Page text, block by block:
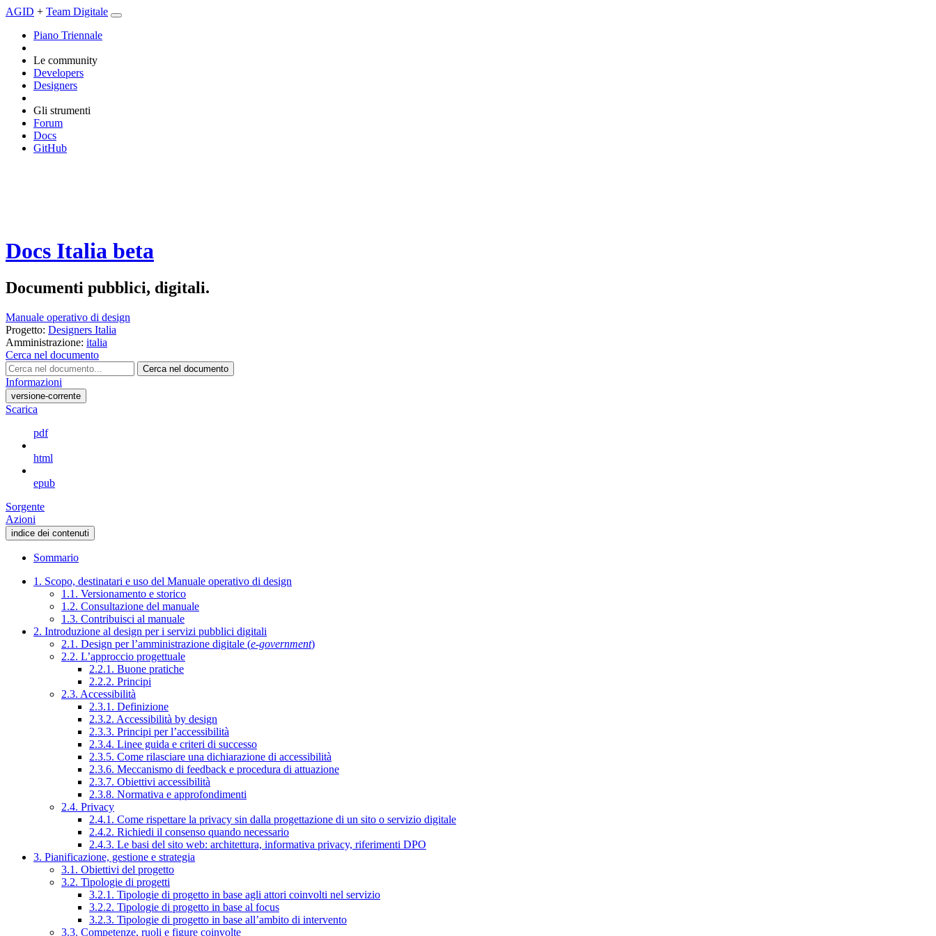
AGID + Team Digitale
Piano Triennale
Le community
Developers
Designers
Gli strumenti
Forum
Docs
GitHub
Docs Italia beta
Documenti pubblici, digitali.
Manuale operativo di design
Progetto: Designers Italia
Amministrazione: italia
Cerca nel documento
Cerca nel documento
Informazioni
versione-corrente
Scarica
pdf
html
epub
Sorgente
Azioni
indice dei contenuti
Sommario
1. Scopo, destinatari e uso del Manuale operativo di design
1.1. Versionamento e storico
1.2. Consultazione del manuale
1.3. Contribuisci al manuale
2. Introduzione al design per i servizi pubblici digitali
2.1. Design per l’amministrazione digitale (e-government)
2.2. L’approccio progettuale
2.2.1. Buone pratiche
2.2.2. Principi
2.3. Accessibilità
2.3.1. Definizione
2.3.2. Accessibilità by design
2.3.3. Principi per l’accessibilità
2.3.4. Linee guida e criteri di successo
2.3.5. Come rilasciare una dichiarazione di accessibilità
2.3.6. Meccanismo di feedback e procedura di attuazione
2.3.7. Obiettivi accessibilità
2.3.8. Normativa e approfondimenti
2.4. Privacy
2.4.1. Come rispettare la privacy sin dalla progettazione di un sito o servizio digitale
2.4.2. Richiedi il consenso quando necessario
2.4.3. Le basi del sito web: architettura, informativa privacy, riferimenti DPO
3. Pianificazione, gestione e strategia
3.1. Obiettivi del progetto
3.2. Tipologie di progetti
3.2.1. Tipologie di progetto in base agli attori coinvolti nel servizio
3.2.2. Tipologie di progetto in base al focus
3.2.3. Tipologie di progetto in base all’ambito di intervento
3.3. Competenze, ruoli e figure coinvolte